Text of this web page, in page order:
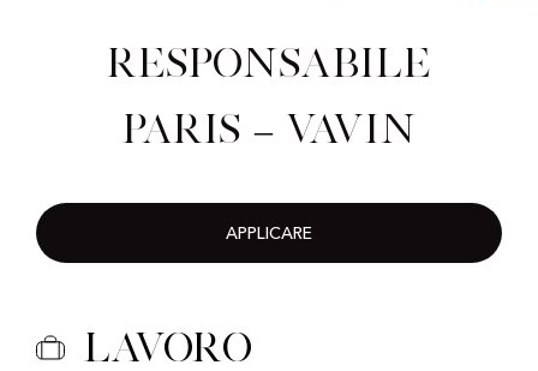
Responsabile
Paris – Vavin
APPLICARE
Lavoro